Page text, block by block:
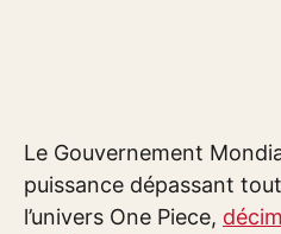
Le Gouvernement
puissance dépassant
l’univers One Piece,